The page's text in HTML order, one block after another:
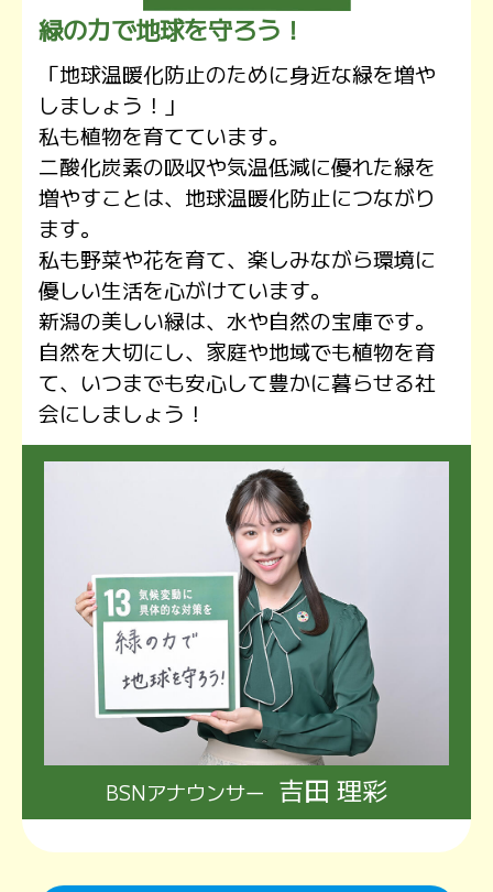
キッズ ケンジュ 愛の募金
ショッピング
会社概要・ビジョン
お問い合わせ
緑の力で地球を守ろう！
「地球温暖化防止のために身近な緑を増や
しましょう！」
私も植物を育てています。
二酸化炭素の吸収や気温低減に優れた緑を
増やすことは、地球温暖化防止につながり
ます。
私も野菜や花を育て、楽しみながら環境に
優しい生活を心がけています。
新潟の美しい緑は、水や自然の宝庫です。
自然を大切にし、家庭や地域でも植物を育
て、いつまでも安心して豊かに暮らせる社
会にしましょう！
BSNアナウンサー 吉田 理彩